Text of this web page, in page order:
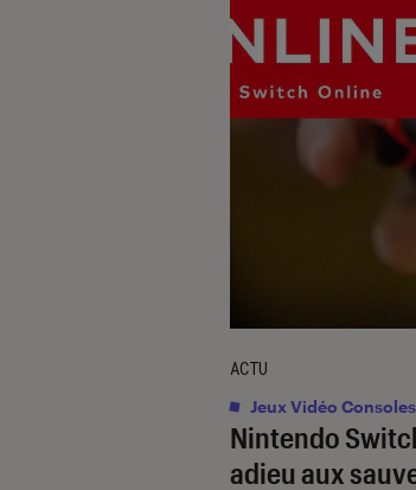
Nintendo
adieu aux
ACTU
Jeux Vidéo Consoles